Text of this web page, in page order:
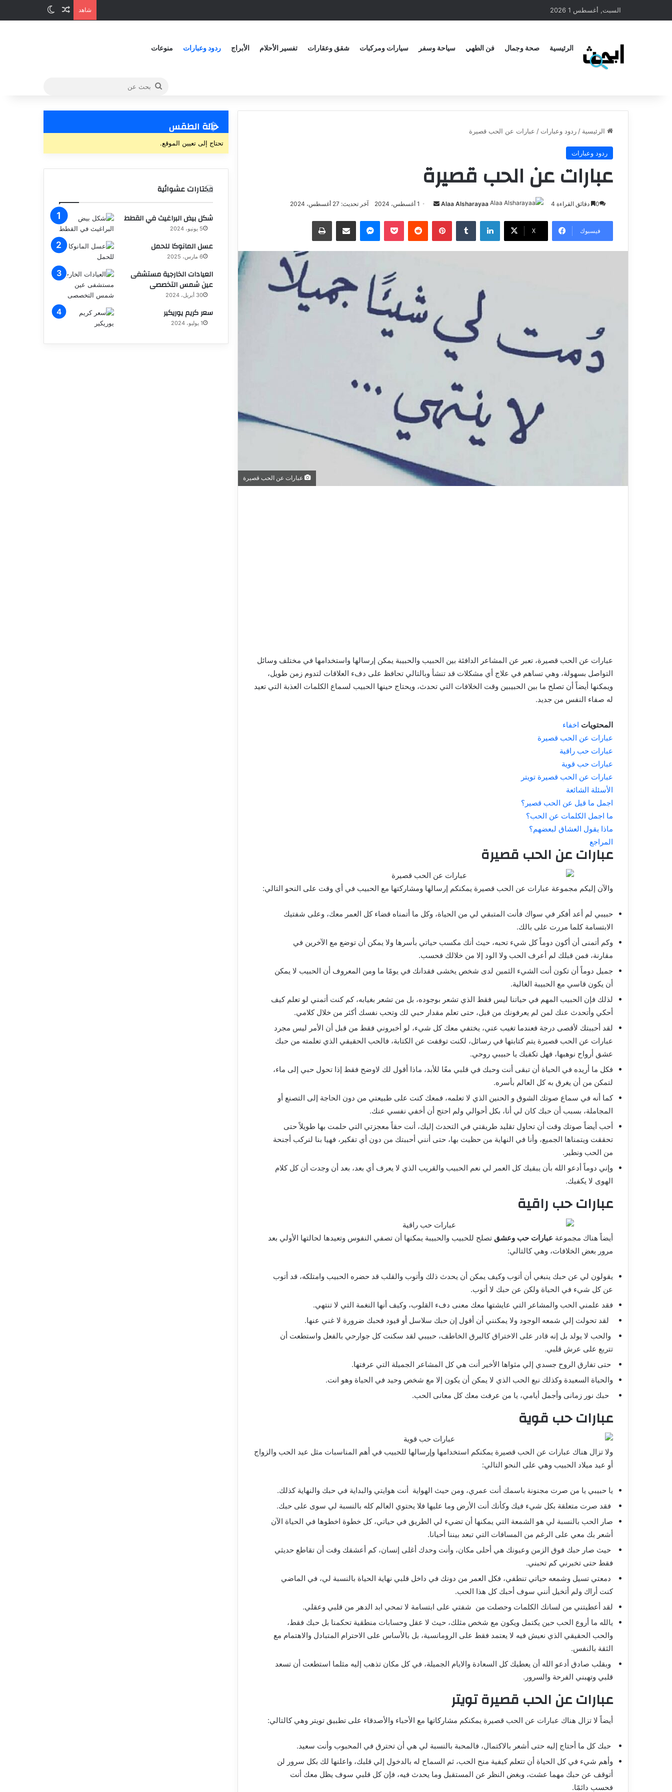
السبت, أغسطس 1 2026 شاهد
الرئيسية صحة وجمال فن الطهي سياحة وسفر سيارات ومركبات شقق وعقارات تفسير الأحلام الأبراج ردود وعبارات منوعات
الرئيسية / ردود وعبارات / عبارات عن الحب قصيرة
ردود وعبارات
عبارات عن الحب قصيرة
Alaa Alsharayaa 1 أغسطس، 2024 آخر تحديث: 27 أغسطس، 2024 0 دقائق القراءة 4
فيسبوك X
عبارات عن الحب قصيرة
عبارات عن الحب قصيرة، تعبر عن المشاعر الدافئة بين الحبيب والحبيبة يمكن إرسالها واستخدامها في مختلف وسائل
التواصل بسهولة، وهي تساهم في علاج أي مشكلات قد تنشأ وبالتالي تحافظ على دفء العلاقات لتدوم زمن طويل،
ويمكنها أيضاً أن تصلح ما بين الحبيبين وقت الخلافات التي تحدث، ويحتاج حينها الحبيب لسماع الكلمات العذبة التي تعيد
له صفاء النفس من جديد.
المحتويات اخفاء
عبارات عن الحب قصيرة
عبارات حب راقية
عبارات حب قوية
عبارات عن الحب قصيرة تويتر
الأسئلة الشائعة
اجمل ما قيل عن الحب قصير؟
ما اجمل الكلمات عن الحب؟
ماذا يقول العشاق لبعضهم؟
المراجع
عبارات عن الحب قصيرة
والآن إليكم مجموعة عبارات عن الحب قصيرة يمكنكم إرسالها ومشاركتها مع الحبيب في أي وقت على النحو التالي:
حبيبي لم أعد أفكر في سواك فأنت المتبقي لي من الحياة، وكل ما أتمناه قضاء كل العمر معك، وعلى شفتيك
الابتسامة كلما مررت على بالك.
وكم أتمنى أن أكون دوماً كل شيء تحبه، حيث أنك مكسب حياتي بأسرها ولا يمكن أن توضع مع الآخرين في
مقارنة، فمن قبلك لم أعرف الحب ولا الود إلا من خلالك فحسب.
جميل دوماً أن تكون أنت الشيء الثمين لدى شخص يخشى فقدانك في يومًا ما ومن المعروف أن الحبيب لا يمكن
أن يكون قاسي مع الحبيبة الغالية.
لذلك فإن الحبيب المهم في حياتنا ليس فقط الذي تشعر بوجوده، بل من تشعر بغيابه، كم كنت أتمني لو تعلم كيف
أحكي وأتحدث عنك لمن لم يعرفونك من قبل، حتى تعلم مقدار حبي لك وتحب نفسك أكثر من خلال كلامي.
لقد أحببتك لأقصى درجة فعندما تغيب عني، يختفي معك كل شيء، لو أخبروني فقط من قبل أن الأمر ليس مجرد
عبارات عن الحب قصيرة يتم كتابتها في رسائل، لكنت توقفت عن الكتابة، فالحب الحقيقي الذي تعلمته من حبك
عشق أرواح نوهبها، فهل تكفيك يا حبيبي روحي.
فكل ما أريده في الحياة أن تبقى أنت وحبك في قلبي معًا للأبد، ماذا أقول لك لاوضح فقط إذا تحول حبي إلى ماء،
لتمكن من أن يغرق به كل العالم بأسره.
كما أنه في سماع صوتك الشوق و الحنين الذي لا تعلمه، فمعك كنت على طبيعتي من دون الحاجة إلى التصنع أو
المجاملة، بسبب أن حبك كان لي أنا، بكل أحوالي ولم احتج أن أخفي نفسي عنك.
أحب أيضاً صوتك وقت أن تحاول تقليد طريقتي في التحدث إليك، أنت حقاً معجزتي التي حلمت بها طويلاً حتى
تحققت ويتمناها الجميع، وأنا في النهاية من حظيت بها، حتى أنني أحببتك من دون أي تفكير، فهيا بنا لنركب أجنحة
من الحب ونطير.
وإني دوماً أدعو الله بأن يبقيك كل العمر لي نعم الحبيب والقريب الذي لا يعرف أي بعد، بعد أن وجدت أن كل كلام
الهوى لا يكفيك.
عبارات حب راقية
أيضاً هناك مجموعة عبارات حب وعشق تصلح للحبيب والحبيبة يمكنها أن تصفي النفوس وتعيدها لحالتها الأولي بعد
مرور بعض الخلافات، وهي كالتالي:
يقولون لي عن حبك ينبغي أن أتوب وكيف يمكن أن يحدث ذلك وأتوب والقلب قد حضره الحبيب وامتلكه، قد أتوب
عن كل شيء في الحياة ولكن عن حبك لا أتوب.
فقد علمني الحب والمشاعر التي عايشتها معك معنى دفء القلوب، وكيف أنها النغمة التي لا تنتهي.
لقد تحولت إلي شمعه الوجود ولا يمكنني أن أقول إن حبك سلاسل أو قيود فحبك ضرورة لا غني عنها.
والحب لا يولد بل إنه قادر على الاختراق كالبرق الخاطف، حبيبي لقد سكنت كل جوارحي بالفعل واستطعت أن
تتربع على عرش قلبي.
حتى تفارق الروح جسدي إلي مثواها الأخير أنت هي كل المشاعر الجميلة التي عرفتها.
والحياة السعيدة وكذلك نبع الحب الذي لا يمكن أن يكون إلا مع شخص وحيد في الحياة وهو انت.
حبك نور زمانى وأجمل أيامي، يا من عرفت معك كل معانى الحب.
عبارات حب قوية
ولا تزال هناك عبارات عن الحب قصيرة يمكنكم استخدامها وإرسالها للحبيب في أهم المناسبات مثل عيد الحب والزواج
أو عيد ميلاد الحبيب وهي على النحو التالي:
يا حبيبي يا من صرت مجنونة باسمك أنت عمري، ومن حيث الهواية أنت هوايتي والبداية في حبك والنهاية كذلك.
فقد صرت متعلقة بكل شيء فيك وكأنك أنت الأرض وما عليها فلا يحتوي العالم كله بالنسبة لي سوى على حبك.
صار الحب بالنسبة لي هو الشمعة التي يمكنها أن تضيء لي الطريق في حياتي، كل خطوة اخطوها في الحياة الآن
أشعر بك معي على الرغم من المسافات التي تبعد بيننا أحيانا.
حيث صار حبك فوق الزمن وعيونك هي أحلى مكان، وأنت وحدك أغلى إنسان، كم أعشقك وقت أن تقاطع حديثي
فقط حتى تخبرني كم تحبني.
دمعتي تسيل وشمعه حياتي تنطفي، فكل العمر من دونك في داخل قلبي نهاية الحياة بالنسبة لي، في الماضي
كنت أراك ولم أتخيل أنني سوف أحبك كل هذا الحب.
لقد أعطيتني من لسانك الكلمات وحصلت من شفتي على ابتسامة لا تمحي ابد الدهر من قلبي وعقلي.
يالله ما أروع الحب حين يكتمل ويكون مع شخص مثلك، حيث لا عقل وحسابات منطقية تحكمنا بل حبك فقط،
والحب الحقيقي الذي نعيش فيه لا يعتمد فقط على الرومانسية، بل بالأساس على الاحترام المتبادل والاهتمام مع
الثقة بالنفس.
وبقلب صادق أدعو الله أن يعطيك كل السعادة والايام الجميلة، في كل مكان تذهب إليه مثلما استطعت أن تسعد
قلبي وتهبني الفرحة والسرور.
عبارات عن الحب قصيرة تويتر
أيضاً لا تزال هناك عبارات عن الحب قصيرة يمكنكم مشاركاتها مع الأحباء والأصدقاء على تطبيق تويتر وهي كالتالي:
حبك كل ما أحتاج إليه حتى أشعر بالاكتمال، فالمحبة بالنسبة لي هي أن تحترق في المحبوب وأنت سعيد.
وأهم شيء في كل الحياة أن تتعلم كيفية منح الحب، ثم السماح له بالدخول إلي قلبك، واعلنها لك بكل سرور لن
أتوقف عن حبك مهما عشت، وبغض النظر عن المستقبل وما يحدث فيه، فإن كل قلبي سوف يظل معك أنت
فحسب دائمًا.
حالة الطقس
تحتاج إلى تعيين الموقع.
مختارات عشوائية
شكل بيض البراغيث في القطط
5 يونيو، 2024
عسل المانوكا للحمل
6 مارس، 2025
العيادات الخارجية مستشفى
عين شمس التخصصى
30 أبريل، 2024
سعر كريم يوريكير
1 يوليو، 2024